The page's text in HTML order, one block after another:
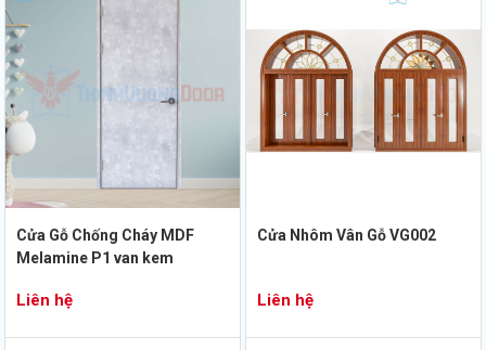
Cửa Gỗ Chống Cháy MDF
Melamine P1 van kem
Liên hệ
Cửa Nhôm Vân Gỗ VG002
Liên hệ